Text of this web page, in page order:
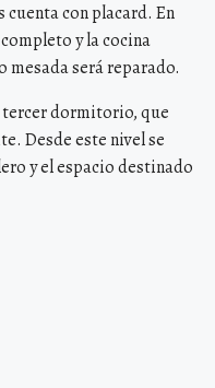
con placard. En
y la cocina
mesada será reparado.
tercer dormitorio, que
Desde este nivel se
y el espacio destinado